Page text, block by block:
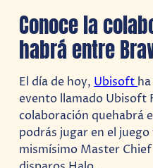
Conoce la
habrá entre
El día de hoy,Ubisoft
evento llamado Ubisoft
colaboración quehabrá
podrás jugar en el
mismísimo Master